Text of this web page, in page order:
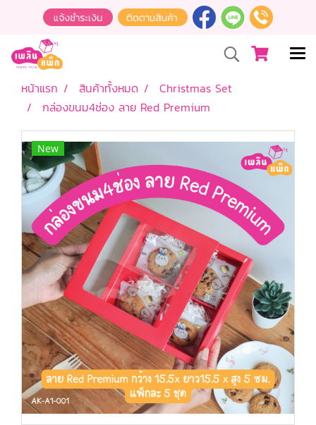
หน้าแรก สินค้าทั้งหมด
Christmas Set
กล่องขนม4ช่อง ลาย Red Premium
New